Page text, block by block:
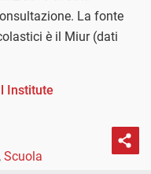
La fonte
è il Miur (dati
Institute
, Scuola